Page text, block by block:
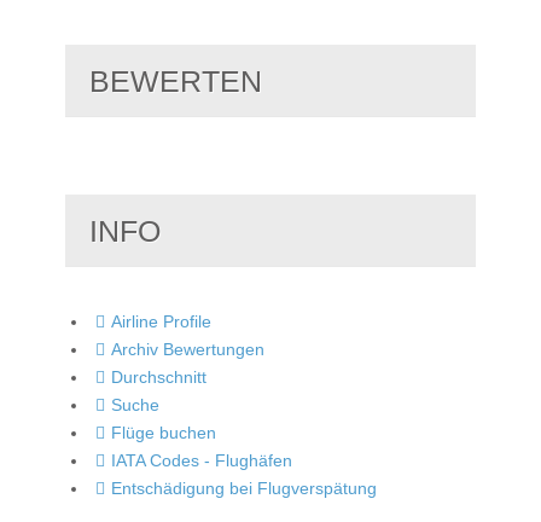
BEWERTEN
INFO
Airline Profile
Archiv Bewertungen
Durchschnitt
Suche
Flüge buchen
IATA Codes - Flughäfen
Entschädigung bei Flugverspätung